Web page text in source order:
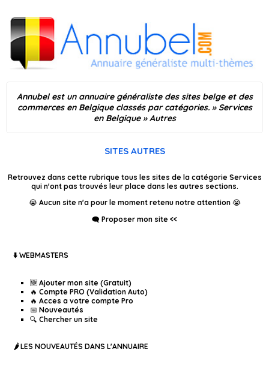
Annubel est un annuaire généraliste des sites belge et des
commerces en Belgique classés par catégories. » Services
en Belgique » Autres
SITES AUTRES
Retrouvez dans cette rubrique tous les sites de la catégorie Services
qui n'ont pas trouvés leur place dans les autres sections.
😭 Aucun site n'a pour le moment retenu notre attention 😭
🗨️ Proposer mon site <<
⬇️ WEBMASTERS
🆕 Ajouter mon site (Gratuit)
🔥 Compte PRO (Validation Auto)
🔥 Acces a votre compte Pro
📅 Nouveautés
🔍 Chercher un site
🌶️ LES NOUVEAUTÉS DANS L'ANNUAIRE